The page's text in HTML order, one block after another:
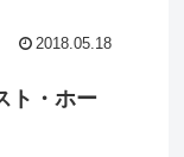
2018.05.18
ト・ホー